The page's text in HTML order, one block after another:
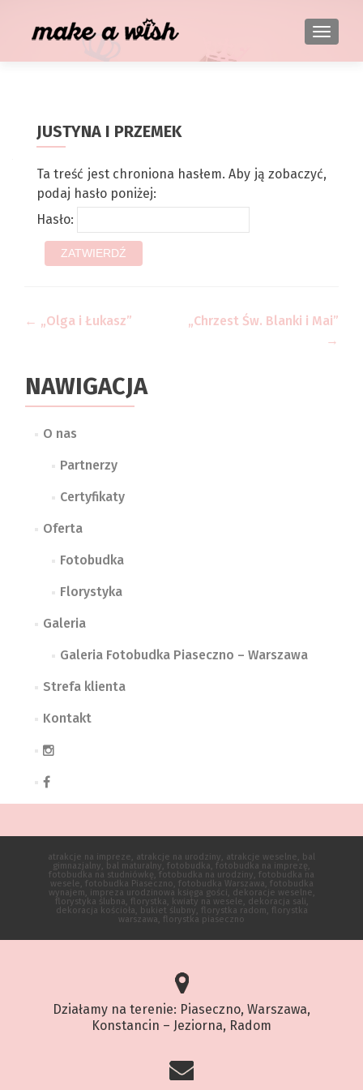
JUSTYNA I PRZEMEK
Ta treść jest chroniona hasłem. Aby ją zobaczyć,
podaj hasło poniżej:
Hasło:
Zobacz wpisy
← „Olga i Łukasz”
„Chrzest Św. Blanki i Mai”
→
NAWIGACJA
O nas
Partnerzy
Certyfikaty
Oferta
Fotobudka
Florystyka
Galeria
Galeria Fotobudka Piaseczno – Warszawa
Strefa klienta
Kontakt
atrakcje na impreze, atrakcje na urodziny, atrakcje weselne, bal
gimnazjalny, bal maturalny, fotobudka, fotobudka na imprezę,
fotobudka na studniówkę, fotobudka na urodziny, fotobudka na
wesele, fotobudka Piaseczno, fotobudka Warszawa, fotobudka
wynajem, impreza urodzinowa księga gości, dekoracje weselne,
florystyka ślubna, florystka, kwiaty na wesele, dekoracja sali,
dekoracja kościoła, bukiet ślubny, florystka radom, florystka
warszawa, florystka piaseczno
Działamy na terenie: Piaseczno, Warszawa,
Konstancin – Jeziorna, Radom